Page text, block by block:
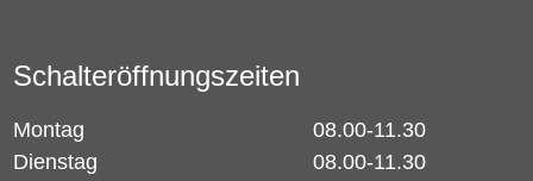
Schalteröffnungszeiten
Montag
08.00-11.30
Dienstag
08.00-11.30